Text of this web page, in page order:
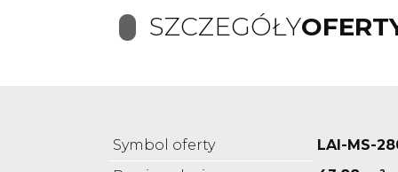
SZCZEGÓŁY
Symbol oferty
LAI-MS-